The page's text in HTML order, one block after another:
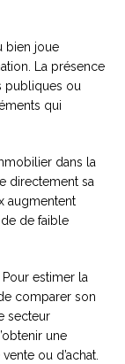
bien joue
La présence
publiques ou
qui
dans la
directement sa
augmentent
de faible
Pour estimer la
comparer son
secteur
une
ou d’achat.